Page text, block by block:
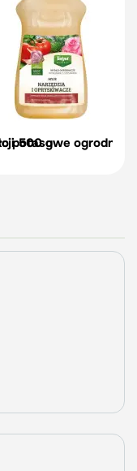
500 g
potasowe